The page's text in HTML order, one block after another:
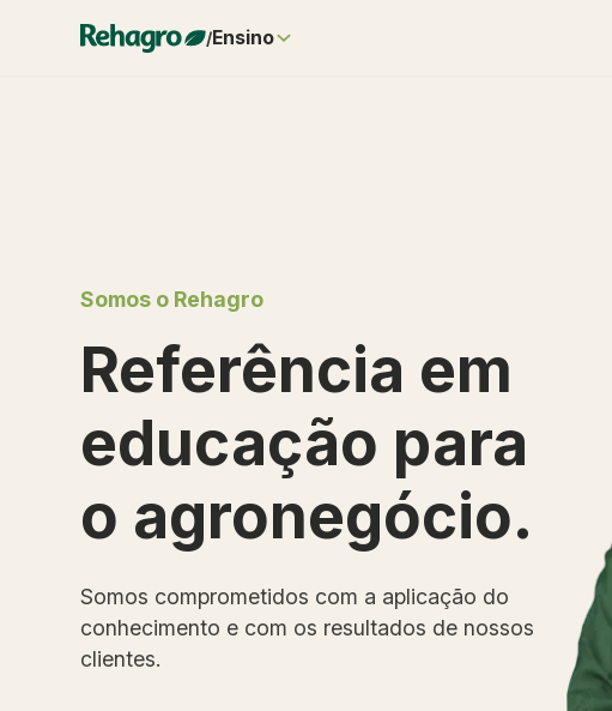
/Ensino
Somos o Rehagro
Referência em
educação para
o agronegócio.
Somos comprometidos com a aplicação do
conhecimento e com os resultados de nossos
clientes.